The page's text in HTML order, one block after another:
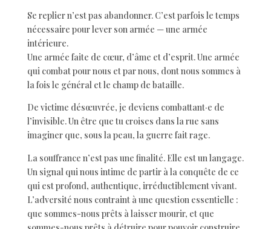
Se replier n’est pas abandonner. C’est parfois le temps
nécessaire pour lever son armée — une armée
intérieure.
Une armée faite de cœur, d’âme et d’esprit. Une armée
qui combat pour nous et par nous, dont nous sommes à
la fois le général et le champ de bataille.
De victime désœuvrée, je deviens combattant·e de
l’invisible. Un être que tu croises dans la rue sans
imaginer que, sous la peau, la guerre fait rage.
La souffrance n’est pas une finalité. Elle est un langage.
Un signal qui nous intime de partir à la conquête de ce
qui est profond, authentique, irréductiblement vivant.
L’adversité nous contraint à une question essentielle :
que sommes-nous prêts à laisser mourir, et que